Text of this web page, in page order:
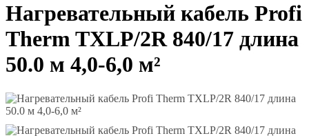
Нагревательный кабель Profi
Therm TXLP/2R 840/17 длина
50.0 м 4,0-6,0 м²